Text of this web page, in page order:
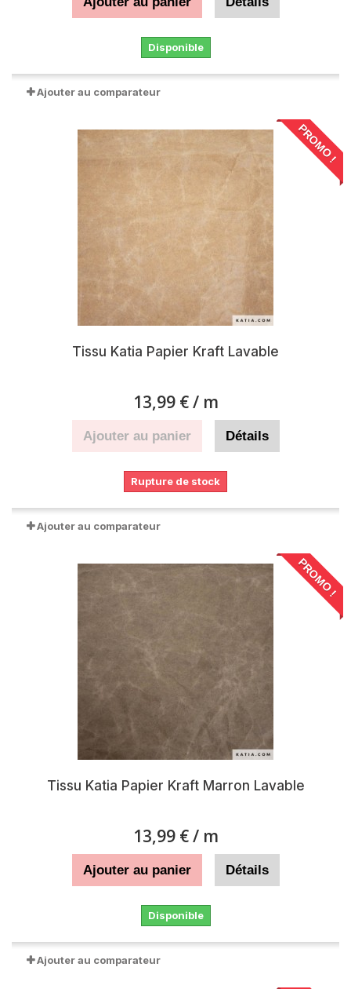
Disponible
Ajouter au comparateur
PROMO !
Tissu Katia Papier Kraft Lavable
13,99 €/ m
Ajouter au panier Détails
Rupture de stock
Ajouter au comparateur
PROMO !
Tissu Katia Papier Kraft Marron Lavable
13,99 €/ m
Ajouter au panier Détails
Disponible
Ajouter au comparateur